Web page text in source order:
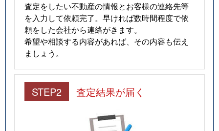
査定をしたい不動産の情報とお客様の連絡先等
を入力して依頼完了。早ければ数時間程度で依
頼をした会社から連絡がきます。
希望や相談する内容があれば、その内容も伝え
ましょう。
STEP2 査定結果が届く